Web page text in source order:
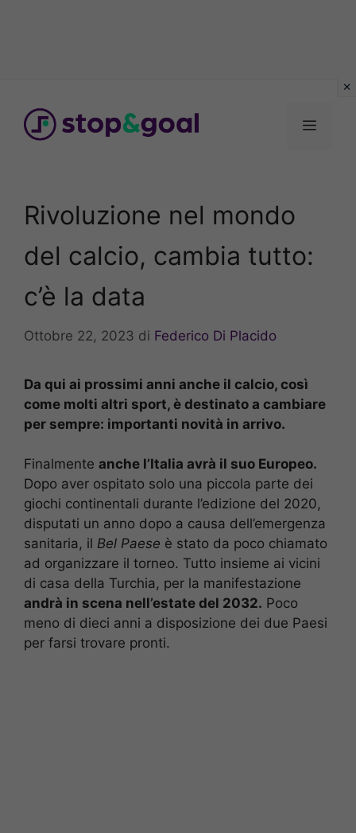
contenuto
Menu
Rivoluzione nel mondo
del calcio, cambia tutto:
c’è la data
Ottobre 22, 2023 di Federico Di Placido
Da qui ai prossimi anni anche il calcio, così
come molti altri sport, è destinato a cambiare
per sempre: importanti novità in arrivo.
Finalmente anche l’Italia avrà il suo Europeo.
Dopo aver ospitato solo una piccola parte dei
giochi continentali durante l’edizione del 2020,
disputati un anno dopo a causa dell’emergenza
sanitaria, il Bel Paese è stato da poco chiamato
ad organizzare il torneo. Tutto insieme ai vicini
di casa della Turchia, per la manifestazione
andrà in scena nell’estate del 2032. Poco
meno di dieci anni a disposizione dei due Paesi
per farsi trovare pronti.